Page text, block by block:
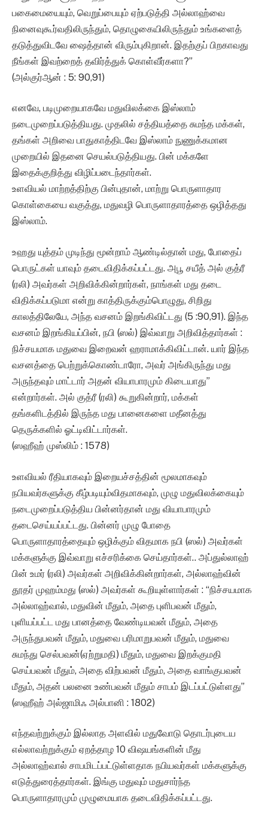
பகைமையையும், வெறுப்பையும் ஏற்படுத்தி அல்லாஹ்வை
நினைவுகூர்வதிலிருந்தும், தொழுகையிலிருந்தும் உங்களைத்
தடுத்துவிடவே ஷைத்தான் விரும்புகிறான். இதற்குப் பிறகாவது
நீங்கள் இவற்றைத் தவிர்த்துக் கொள்வீர்களா?”
(அல்குர்ஆன் : 5: 90,91)
எனவே, படிமுறையாகவே மதுவிலக்கை இஸ்லாம்
நடைமுறைப்படுத்தியது. முதலில் சத்தியத்தை சுமந்த மக்கள்,
தங்கள் அறிவை பாதுகாத்திடவே இஸ்லாம் நுணுக்கமான
முறையில் இதனை செயல்படுத்தியது. பின் மக்களே
இதைக்குறித்து விழிப்படைந்தார்கள்.
உளவியல் மாற்றத்திற்கு பின்புதான், மாற்று பொருளாதார
கொள்கையை வகுத்து, மதுவழி பொருளாதாரத்தை ஒழித்தது
இஸ்லாம்.
உஹது யுத்தம் முடிந்து மூன்றாம் ஆண்டில்தான் மது, போதைப்
பொருட்கள் யாவும் தடைவிதிக்கப்பட்டது. அபூ சயீத் அல் குத்ரீ
(ரலி) அவர்கள் அறிவிக்கின்றார்கள், நாங்கள் மது தடை
விதிக்கப்படுமா என்று காத்திருக்கும்பொழுது, சிறிது
காலத்திலேயே, அந்த வசனம் இறங்கிவிட்டது (5 :90,91). இந்த
வசனம் இறங்கியப்பின், நபி (ஸல்) இவ்வாறு அறிவித்தார்கள் :
நிச்சயமாக மதுவை இறைவன் ஹராமாக்கிவிட்டான். யார் இந்த
வசனத்தை பெற்றுக்கொண்டாரோ, அவர் அங்கிருந்து மது
அருந்தவும் மாட்டார் அதன் வியாபாரமும் கிடையாது”
என்றார்கள். அல் குத்ரீ (ரலி) கூறுகின்றார், மக்கள்
தங்களிடத்தில் இருந்த மது பானைகளை மதீனத்து
தெருக்களில் ஓட்டிவிட்டார்கள்.
(ஸஹீஹ் முஸ்லிம் : 1578)
உளவியல் ரீதியாகவும் இறையச்சத்தின் மூலமாகவும்
நபியவர்களுக்கு கீழ்படியும்விதமாகவும், முழு மதுவிலக்கையும்
நடைமுறைப்படுத்திய பின்னர்தான் மது வியாபாரமும்
தடைசெய்யப்பட்டது. பின்னர் முழு போதை
பொருளாதாரத்தையும் ஒழிக்கும் விதமாக நபி (ஸல்) அவர்கள்
மக்களுக்கு இவ்வாறு எச்சரிக்கை செய்தார்கள்.. அப்துல்லாஹ்
பின் உமர் (ரலி) அவர்கள் அறிவிக்கின்றார்கள், அல்லாஹ்வின்
தூதர் முஹம்மது (ஸல்) அவர்கள் கூறியுள்ளார்கள் : “நிச்சயமாக
அல்லாஹ்வால், மதுவின் மீதும், அதை புளிபவன் மீதும்,
புளியப்பட்ட மது பானத்தை வேண்டியவன் மீதும், அதை
அருந்துபவன் மீதும், மதுவை பரிமாறுபவன் மீதும், மதுவை
சுமந்து செல்பவன்(ஏற்றுமதி) மீதும், மதுவை இறக்குமதி
செய்பவன் மீதும், அதை விற்பவன் மீதும், அதை வாங்குபவன்
மீதும், அதன் பலனை உண்பவன் மீதும் சாபம் இடப்பட்டுள்ளது”
(ஸஹீஹ் அல்ஜாமிஃ அல்பானி : 1802)
எந்தவற்றுக்கும் இல்லாத அளவில் மதுவோடு தொடர்புடைய
எல்லாவற்றுக்கும் ஏறத்தாழ 10 விஷயங்களின் மீது
அல்லாஹ்வால் சாபமிடப்பட்டுள்ளதாக நபியவர்கள் மக்களுக்கு
எடுத்துரைத்தார்கள். இங்கு மதுவும் மதுசார்ந்த
பொருளாதாரமும் முழுமையாக தடைவிதிக்கப்பட்டது.